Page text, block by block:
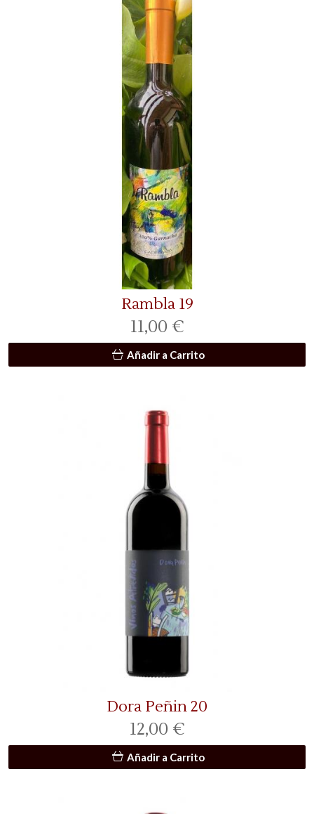
Rambla 19
11,00 €
Añadir a Carrito
Dora Peñin 20
12,00 €
Añadir a Carrito